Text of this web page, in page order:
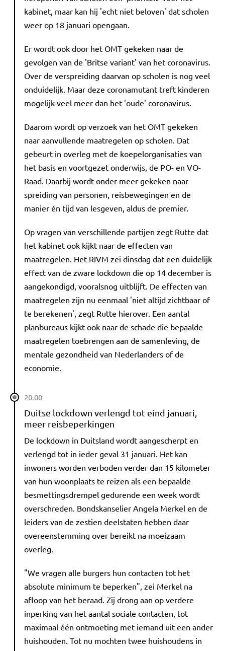
kabinet, maar kan hij 'echt niet beloven' dat scholen
weer op 18 januari opengaan.
Er wordt ook door het OMT gekeken naar de
gevolgen van de 'Britse variant' van het coronavirus.
Over de verspreiding daarvan op scholen is nog veel
onduidelijk. Maar deze coronamutant treft kinderen
mogelijk veel meer dan het 'oude' coronavirus.
Daarom wordt op verzoek van het OMT gekeken
naar aanvullende maatregelen op scholen. Dat
gebeurt in overleg met de koepelorganisaties van
het basis en voortgezet onderwijs, de PO- en VO-
Raad. Daarbij wordt onder meer gekeken naar
spreiding van personen, reisbewegingen en de
manier én tijd van lesgeven, aldus de premier.
Op vragen van verschillende partijen zegt Rutte dat
het kabinet ook kijkt naar de effecten van
maatregelen. Het RIVM zei dinsdag dat een duidelijk
effect van de zware lockdown die op 14 december is
aangekondigd, vooralsnog uitblijft. De effecten van
maatregelen zijn nu eenmaal 'niet altijd zichtbaar of
te berekenen', zegt Rutte hierover. Een aantal
planbureaus kijkt ook naar de schade die bepaalde
maatregelen toebrengen aan de samenleving, de
mentale gezondheid van Nederlanders of de
economie.
20.00
Duitse lockdown verlengd tot eind januari,
meer reisbeperkingen
De lockdown in Duitsland wordt aangescherpt en
verlengd tot in ieder geval 31 januari. Het kan
inwoners worden verboden verder dan 15 kilometer
van hun woonplaats te reizen als een bepaalde
besmettingsdrempel gedurende een week wordt
overschreden. Bondskanselier Angela Merkel en de
leiders van de zestien deelstaten hebben daar
overeenstemming over bereikt na moeizaam
overleg.
"We vragen alle burgers hun contacten tot het
absolute minimum te beperken", zei Merkel na
afloop van het beraad. Zij drong aan op verdere
inperking van het aantal sociale contacten, tot
maximaal één ontmoeting met iemand uit een ander
huishouden. Tot nu mochten twee huishoudens in